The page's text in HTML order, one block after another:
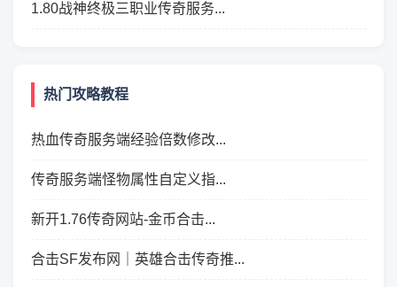
1.80战神终极三职业传奇服务...
热门攻略教程
热血传奇服务端经验倍数修改...
传奇服务端怪物属性自定义指...
新开1.76传奇网站-金币合击...
合击SF发布网｜英雄合击传奇推...